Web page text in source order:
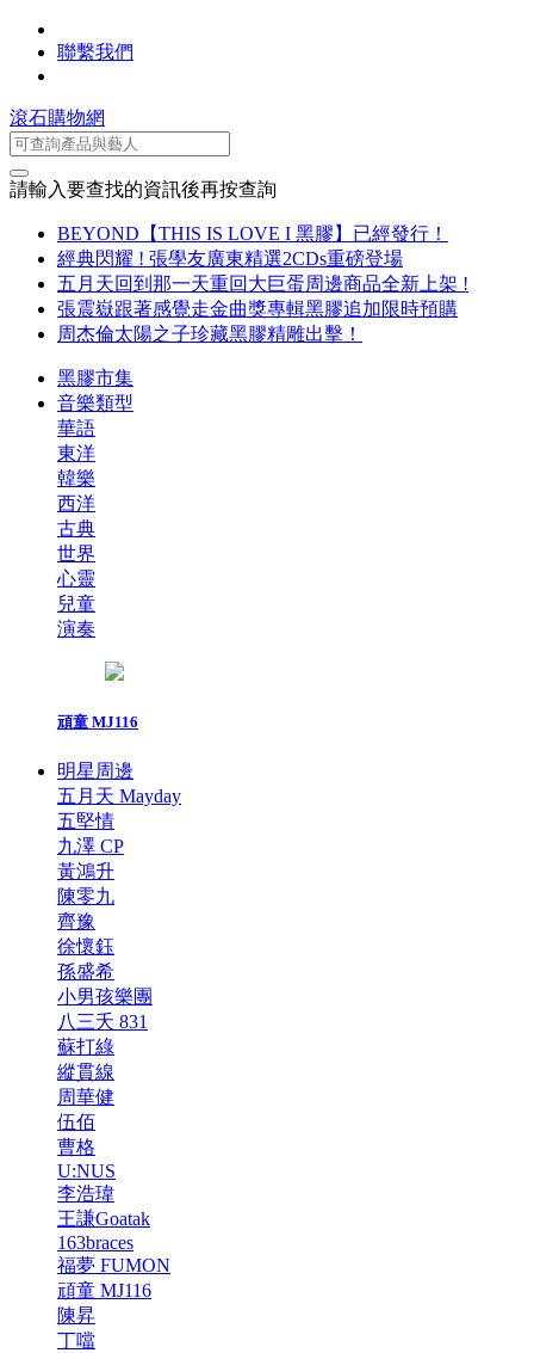
聯繫我們
滾石購物網
請輸入要查找的資訊後再按查詢
BEYOND【THIS IS LOVE I 黑膠】已經發行！
經典閃耀 ! 張學友廣東精選2CDs重磅登場
五月天回到那一天重回大巨蛋周邊商品全新上架 !
張震嶽跟著感覺走金曲獎專輯黑膠追加限時預購
周杰倫太陽之子珍藏黑膠精雕出擊！
黑膠市集
音樂類型
華語
東洋
韓樂
西洋
古典
世界
心靈
兒童
演奏
頑童 MJ116
明星周邊
五月天 Mayday
五堅情
九澤 CP
黃鴻升
陳零九
齊豫
徐懷鈺
孫盛希
小男孩樂團
八三夭 831
蘇打綠
縱貫線
周華健
伍佰
曹格
U:NUS
李浩瑋
王謙Goatak
163braces
福夢 FUMON
頑童 MJ116
陳昇
丁噹